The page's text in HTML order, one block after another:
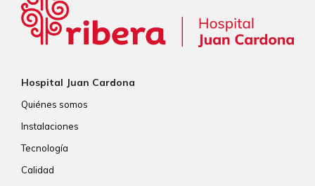
Hospital Juan Cardona
Quiénes somos
Instalaciones
Tecnología
Calidad